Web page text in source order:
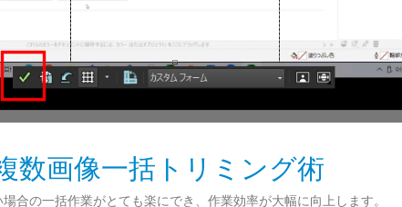
画像一括トリミング術
合の一括作業がとても楽にでき、作業効率が大幅に向上します。